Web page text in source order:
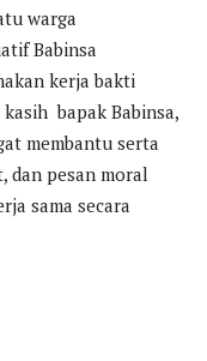
warga
Babinsa
kerja bakti
bapak Babinsa,
membantu serta
dan pesan moral
sama secara